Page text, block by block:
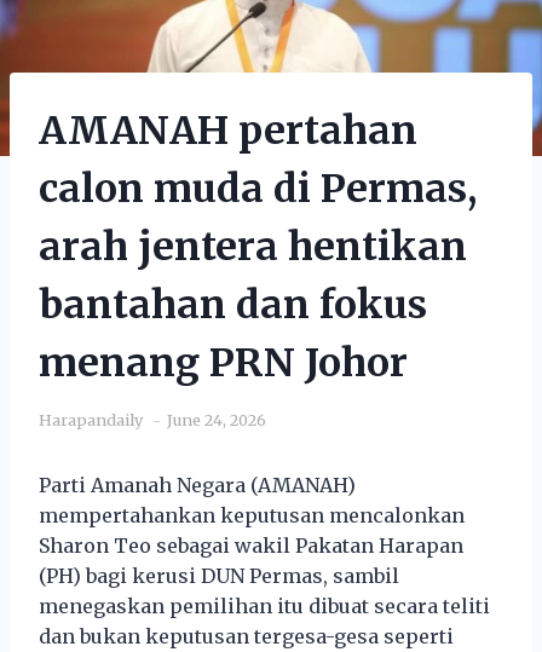
AMANAH pertahan
calon muda di Permas,
arah jentera hentikan
bantahan dan fokus
menang PRN Johor
Harapandaily June 24, 2026
Parti Amanah Negara (AMANAH)
mempertahankan keputusan mencalonkan
Sharon Teo sebagai wakil Pakatan Harapan
(PH) bagi kerusi DUN Permas, sambil
menegaskan pemilihan itu dibuat secara teliti
dan bukan keputusan tergesa-gesa seperti